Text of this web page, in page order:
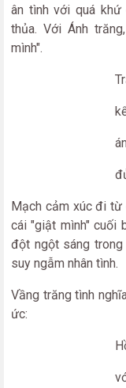
ân tình với quá
thủa. Với Ánh
mình".
Trăng cứ
kể chi
ánh trăng
đủ cho ta
Mạch cảm xúc đi từ
cái "giật mình" cuối
đột ngột sáng
suy ngẫm nhân tình.
Vầng trăng tình
ức:
Hồi nhỏ
với sông